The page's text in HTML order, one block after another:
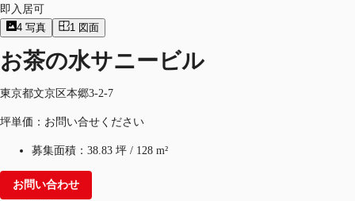
即入居可
4 写真 1 図面
お茶の水サニービル
東京都文京区本郷3-2-7
坪単価：お問い合せください
募集面積： 38.83 坪 / 128 m²
お問い合わせ